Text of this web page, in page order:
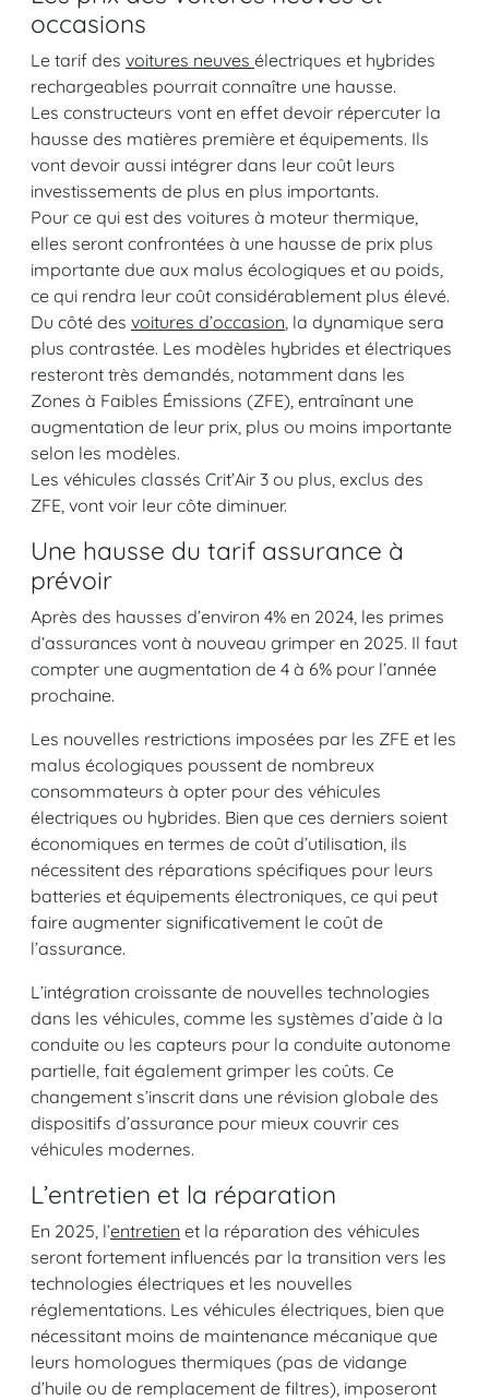
occasions
Le tarif des voitures neuves électriques et hybrides
rechargeables pourrait connaître une hausse.
Les constructeurs vont en effet devoir répercuter la
hausse des matières première et équipements. Ils
vont devoir aussi intégrer dans leur coût leurs
investissements de plus en plus importants.
Pour ce qui est des voitures à moteur thermique,
elles seront confrontées à une hausse de prix plus
importante due aux malus écologiques et au poids,
ce qui rendra leur coût considérablement plus élevé.
Du côté des voitures d’occasion , la dynamique sera
plus contrastée. Les modèles hybrides et électriques
resteront très demandés, notamment dans les
Zones à Faibles Émissions (ZFE), entraînant une
augmentation de leur prix, plus ou moins importante
selon les modèles.
Les véhicules classés Crit’Air 3 ou plus, exclus des
ZFE, vont voir leur côte diminuer.
Une hausse du tarif assurance à
prévoir
Après des hausses d’environ 4% en 2024, les primes
d‘assurances vont à nouveau grimper en 2025. Il faut
compter une augmentation de 4 à 6% pour l’année
prochaine.
Les nouvelles restrictions imposées par les ZFE et les
malus écologiques poussent de nombreux
consommateurs à opter pour des véhicules
électriques ou hybrides. Bien que ces derniers soient
économiques en termes de coût d’utilisation, ils
nécessitent des réparations spécifiques pour leurs
batteries et équipements électroniques, ce qui peut
faire augmenter significativement le coût de
l’assurance.
L’intégration croissante de nouvelles technologies
dans les véhicules, comme les systèmes d’aide à la
conduite ou les capteurs pour la conduite autonome
partielle, fait également grimper les coûts. Ce
changement s’inscrit dans une révision globale des
dispositifs d’assurance pour mieux couvrir ces
véhicules modernes.
L’entretien et la réparation
En 2025, l’entretien et la réparation des véhicules
seront fortement influencés par la transition vers les
technologies électriques et les nouvelles
réglementations. Les véhicules électriques, bien que
nécessitant moins de maintenance mécanique que
leurs homologues thermiques (pas de vidange
d’huile ou de remplacement de filtres), imposeront